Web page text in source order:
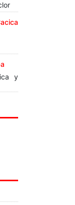
y